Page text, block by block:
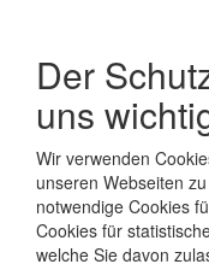
Der
uns
Wir verwenden
unseren Webseiten
notwendige Cookies
Cookies für
welche Sie davon